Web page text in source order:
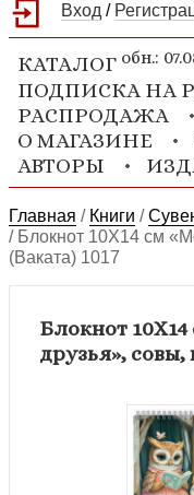
Вход /
КАТАЛОГ обн.:
ПОДПИСКА НА
РАСПРОДАЖА
О МАГАЗИНЕ
АВТОРЫ
Главная / Книги /
/ Блокнот 10Х14 см
(Ваката) 1017
Блокнот
друзья», совы,